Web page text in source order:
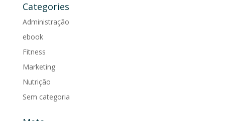
Categories
Administração
ebook
Fitness
Marketing
Nutrição
Sem categoria